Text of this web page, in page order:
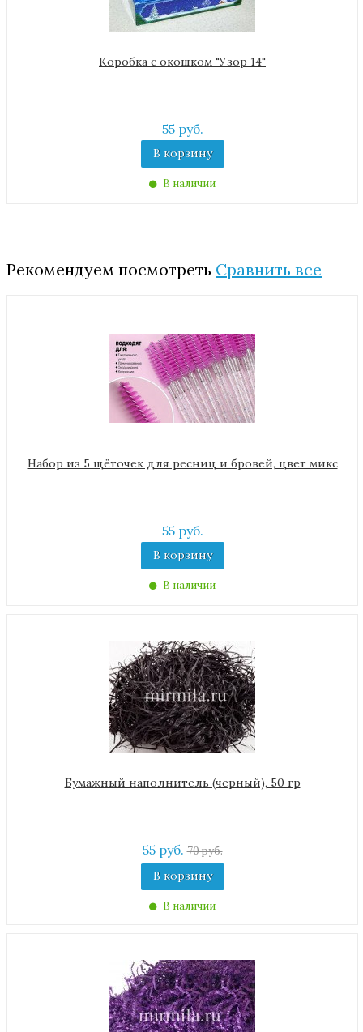
Коробка с окошком "Узор 14"
55 руб.
В корзину
В наличии
Рекомендуем посмотреть Сравнить все
Набор из 5 щёточек для ресниц и бровей, цвет микс
55 руб.
В корзину
В наличии
Бумажный наполнитель (черный), 50 гр
55 руб.70 руб.
В корзину
В наличии